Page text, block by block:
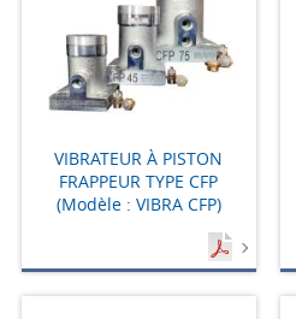
VIBRATEUR À PISTON
FRAPPEUR TYPE CFP
(Modèle : VIBRA CFP)